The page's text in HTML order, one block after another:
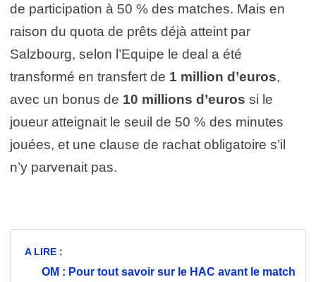
de participation à 50 % des matches. Mais en
raison du quota de prêts déjà atteint par
Salzbourg, selon l’Equipe le deal a été
transformé en transfert de 1 million d’euros,
avec un bonus de 10 millions d’euros si le
joueur atteignait le seuil de 50 % des minutes
jouées, et une clause de rachat obligatoire s’il
n’y parvenait pas.
A LIRE :
OM : Pour tout savoir sur le HAC avant le match